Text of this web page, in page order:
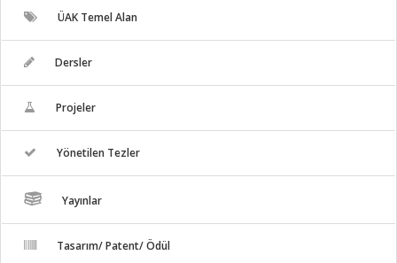
ÜAK Temel Alan
Dersler
Projeler
Yönetilen Tezler
Yayınlar
Tasarım/ Patent/ Ödül